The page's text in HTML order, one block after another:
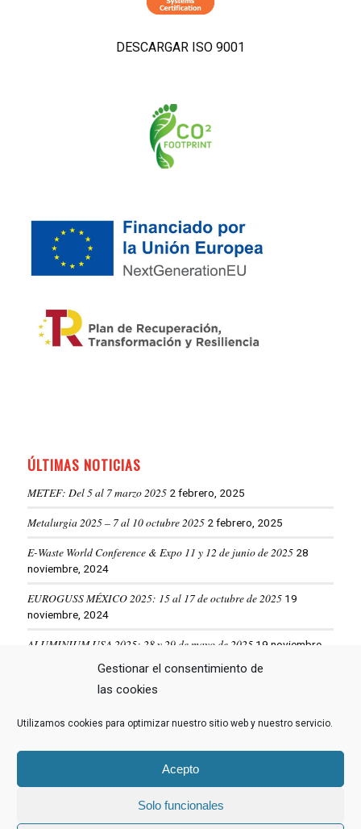
Gestionar el consentimiento de
las cookies
Utilizamos cookies para optimizar nuestro sitio web y nuestro servicio.
Acepto
Solo funcionales
DESCARGAR ISO 9001
ÚLTIMAS NOTICIAS
METEF: Del 5 al 7 marzo 2025 2 febrero, 2025
Metalurgia 2025 – 7 al 10 octubre 2025 2 febrero, 2025
E-Waste World Conference & Expo 11 y 12 de junio de 2025 28
noviembre, 2024
EUROGUSS MÉXICO 2025: 15 al 17 de octubre de 2025 19
noviembre, 2024
ALUMINIUM USA 2025: 28 y 29 de mayo de 2025 19 noviembre,
VER MÁS NOTICIAS